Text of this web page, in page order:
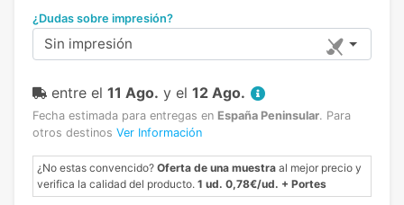
¿Dudas sobre impresión?
Sin impresión
entre el 11 Ago. y el 12 Ago.
Fecha estimada para entregas en España Peninsular. Para
otros destinos Ver Información
¿No estas convencido? Oferta de una muestra al mejor precio y
verifica la calidad del producto. 1 ud. 0,78€/ud. + Portes